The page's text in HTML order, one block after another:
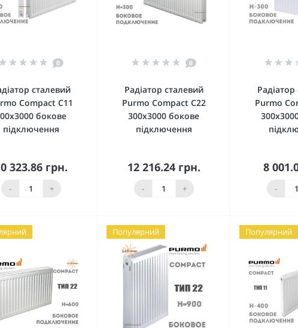
0
сталевий
Compact C11
бокове
підключення
323.86 грн.
- +
Купити
0
Радіатор сталевий
Purmo Compact C22
300x3000 бокове
підключення
12 216.24 грн.
- +
Купити
Purmo
8
-
Популярний Популярний